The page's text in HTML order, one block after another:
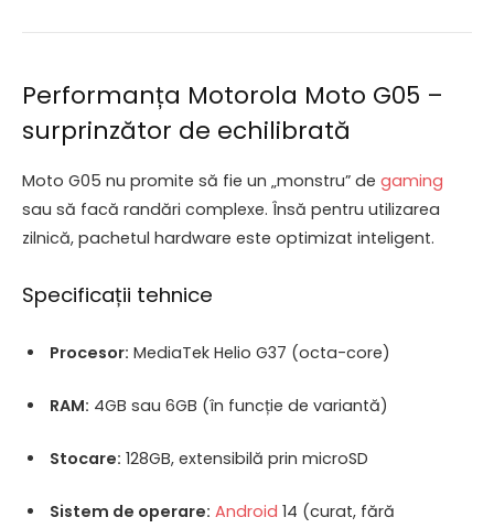
Performanța Motorola Moto G05 –
surprinzător de echilibrată
Moto G05 nu promite să fie un „monstru” de gaming
sau să facă randări complexe. Însă pentru utilizarea
zilnică, pachetul hardware este optimizat inteligent.
Specificații tehnice
Procesor: MediaTek Helio G37 (octa-core)
RAM: 4GB sau 6GB (în funcție de variantă)
Stocare: 128GB, extensibilă prin microSD
Sistem de operare: Android 14 (curat, fără